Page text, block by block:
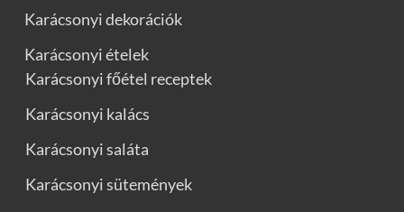
Karácsonyi dekorációk
Karácsonyi ételek
Karácsonyi főétel receptek
Karácsonyi kalács
Karácsonyi saláta
Karácsonyi sütemények